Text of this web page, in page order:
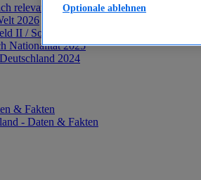
relevanten Altersgruppen 2024
2026
II / Sozialgeld / Bürgergeld in
Nationalität 2025
2024
& Fakten
- Daten & Fakten
Optionale ablehnen